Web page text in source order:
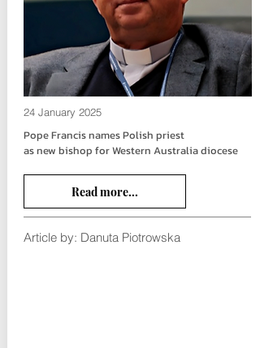
24 January 2025
Pope Francis names Polish priest
as new bishop for Western Australia diocese
Read more...
Article by: Danuta Piotrowska